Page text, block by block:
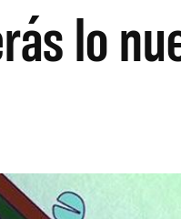
lo